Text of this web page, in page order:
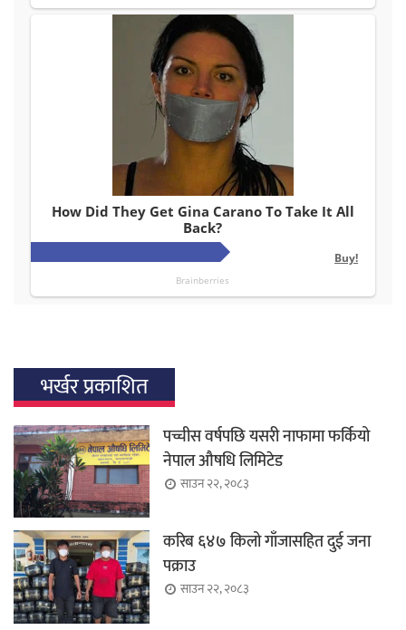
भर्खर प्रकाशित
पच्चीस वर्षपछि यसरी नाफामा फर्कियो
नेपाल औषधि लिमिटेड
साउन २२, २०८३
करिब ६४७ किलो गाँजासहित दुई जना
पक्राउ
साउन २२, २०८३